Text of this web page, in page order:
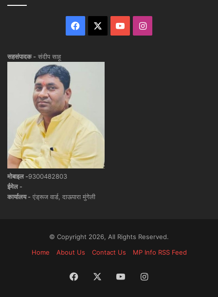
Facebook YouTubeInstagram
सहसंपादक - संदीप साहू
मोबाइल -9300482803
ईमेल -
कार्यालय - एंड्रूज वार्ड, दाऊपारा मुंगेली
© Copyright 2026, All Rights Reserved.
Home
About Us Contact Us MP Info RSS Feed
Facebook YouTubeInstagram